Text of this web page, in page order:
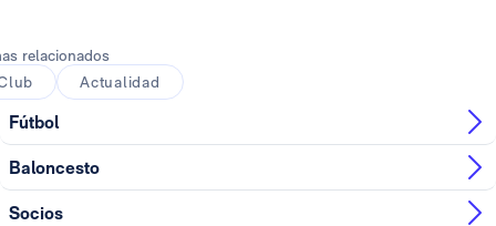
relacionados
Actualidad
Fútbol
Baloncesto
Socios